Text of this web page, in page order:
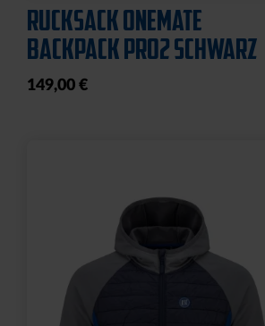
RUCKSACK ONEMATE
BACKPACK PRO2 SCHWARZ
149,00 €